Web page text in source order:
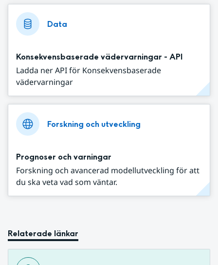
Data
Konsekvensbaserade vädervarningar - API
Ladda ner API för Konsekvensbaserade
vädervarningar
Forskning och utveckling
Prognoser och varningar
Forskning och avancerad modellutveckling för att
du ska veta vad som väntar.
Relaterade länkar